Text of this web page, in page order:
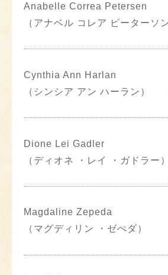
Anabelle Correa Petersen
（アナベル コレア ピーターソン
Cynthia Ann Harlan
（シンシア アン ハーラン）
Dione Lei Gadler
（ディオネ ・レイ ・ガドラー）
Magdaline Zepeda
（マグディリン ・ゼぺダ）